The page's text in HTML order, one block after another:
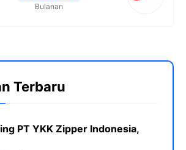
Bulanan
Terbaru
PT YKK Zipper Indonesia,